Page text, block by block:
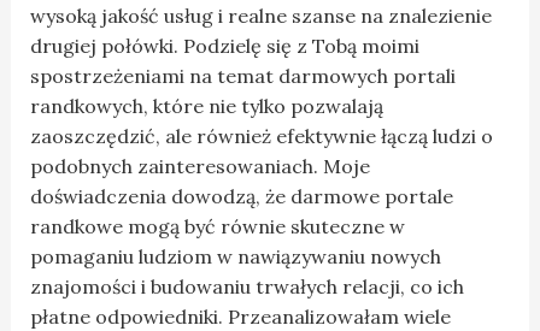
wysoką jakość usług i realne szanse na znalezienie
drugiej połówki. Podzielę się z Tobą moimi
spostrzeżeniami na temat darmowych portali
randkowych, które nie tylko pozwalają
zaoszczędzić, ale również efektywnie łączą ludzi o
podobnych zainteresowaniach. Moje
doświadczenia dowodzą, że darmowe portale
randkowe mogą być równie skuteczne w
pomaganiu ludziom w nawiązywaniu nowych
znajomości i budowaniu trwałych relacji, co ich
płatne odpowiedniki. Przeanalizowałam wiele